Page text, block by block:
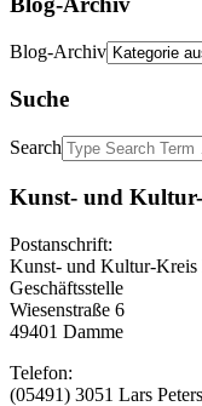
Blog-Archiv
Suche
Search
Kunst- und
Postanschrift:
Kunst- und Kultur-Kreis
Geschäftsstelle
Wiesenstraße 6
49401 Damme
Telefon:
(05491) 3051 Lars